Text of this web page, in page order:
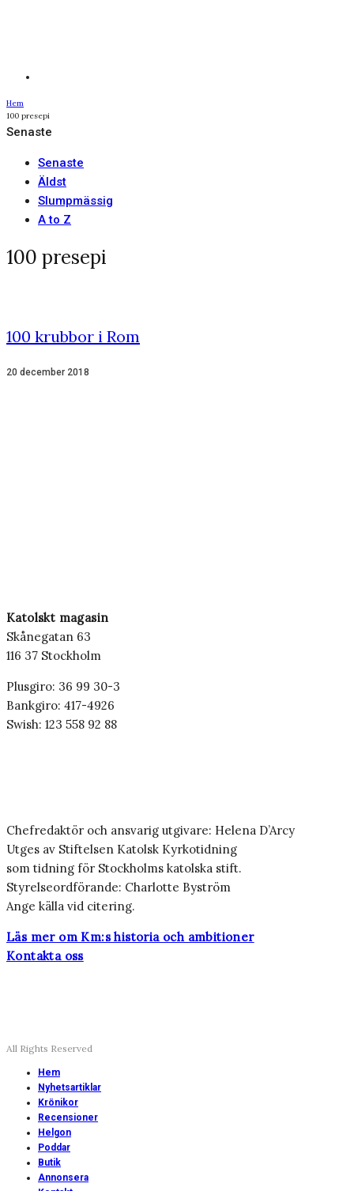
Hem
100 presepi
Senaste
Senaste
Äldst
Slumpmässig
A to Z
100 presepi
100 krubbor i Rom
20 december 2018
Katolskt magasin
Skånegatan 63
116 37 Stockholm
Plusgiro: 36 99 30-3
Bankgiro: 417-4926
Swish: 123 558 92 88
Chefredaktör och ansvarig utgivare: Helena D’Arcy
Utges av Stiftelsen Katolsk Kyrkotidning
som tidning för Stockholms katolska stift.
Styrelseordförande: Charlotte Byström
Ange källa vid citering.
Läs mer om Km:s historia och ambitioner
Kontakta oss
All Rights Reserved
Hem
Nyhetsartiklar
Krönikor
Recensioner
Helgon
Poddar
Butik
Annonsera